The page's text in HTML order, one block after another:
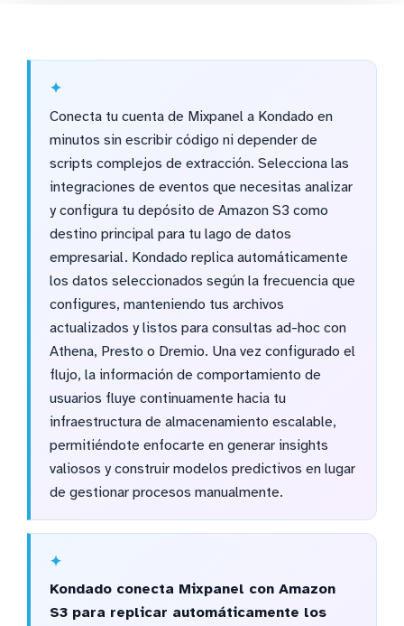
Conecta tu cuenta de Mixpanel a Kondado en
minutos sin escribir código ni depender de
scripts complejos de extracción. Selecciona las
integraciones de eventos que necesitas analizar
y configura tu depósito de Amazon S3 como
destino principal para tu lago de datos
empresarial. Kondado replica automáticamente
los datos seleccionados según la frecuencia que
configures, manteniendo tus archivos
actualizados y listos para consultas ad-hoc con
Athena, Presto o Dremio. Una vez configurado el
flujo, la información de comportamiento de
usuarios fluye continuamente hacia tu
infraestructura de almacenamiento escalable,
permitiéndote enfocarte en generar insights
valiosos y construir modelos predictivos en lugar
de gestionar procesos manualmente.
Kondado conecta Mixpanel con Amazon
S3 para replicar automáticamente los